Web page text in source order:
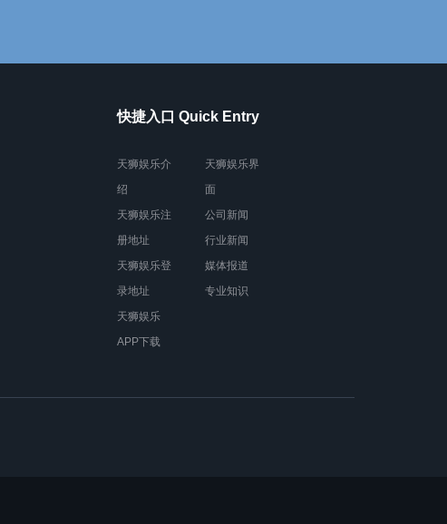
快捷入口 Quick Entry
天狮娱乐介
绍
天狮娱乐注
册地址
天狮娱乐登
录地址
天狮娱乐
APP下载
天狮娱乐界
面
公司新闻
行业新闻
媒体报道
专业知识